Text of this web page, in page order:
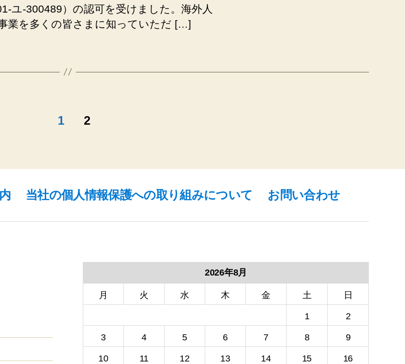
ユ-300489）の認可を受けました。海外人
業を多くの皆さまに知っていただ […]
1 2
当社の個人情報保護への取り組みについて お問い合わせ
2026年8月
月 火 水 木 金 土 日
1 2
3 4 5 6 7 8 9
10 11 12 13 14 15 16